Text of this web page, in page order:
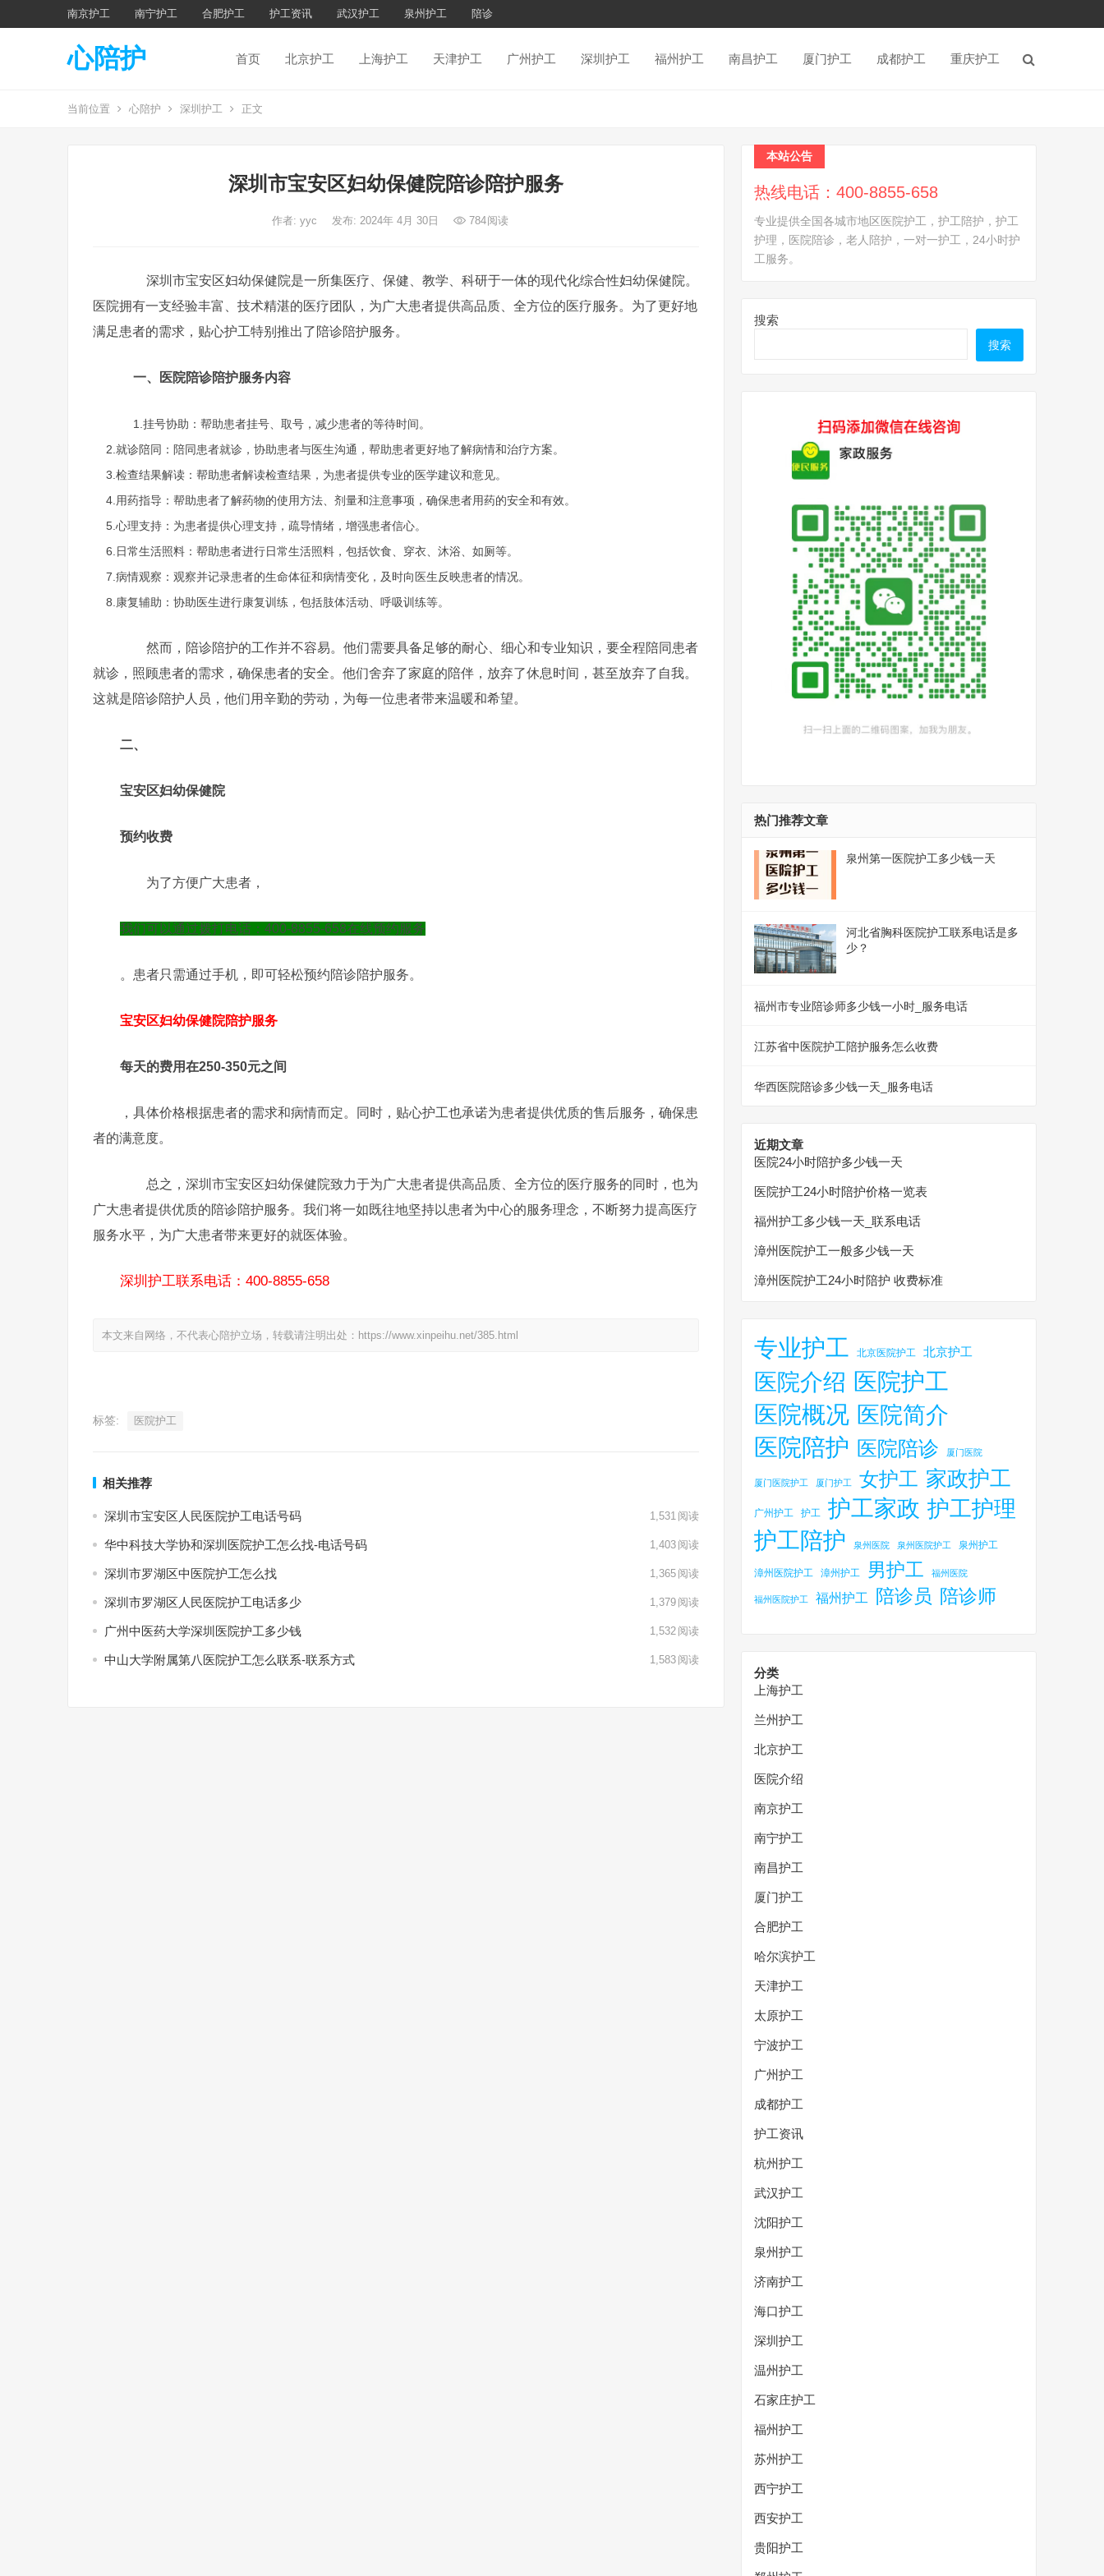
南京护工 南宁护工 合肥护工 护工资讯 武汉护工 泉州护工 陪诊
心陪护 首页 北京护工 上海护工 天津护工 广州护工 深圳护工 福州护工 南昌护工 厦门护工 成都护工 重庆护工
当前位置 心陪护 深圳护工 正文
深圳市宝安区妇幼保健院陪诊陪护服务
作者: yyc 发布: 2024年 4月 30日 784阅读
深圳市宝安区妇幼保健院是一所集医疗、保健、教学、科研于一体的现代化综合性妇幼保健院。
医院拥有一支经验丰富、技术精湛的医疗团队，为广大患者提供高品质、全方位的医疗服务。为了更好地
满足患者的需求，贴心护工特别推出了陪诊陪护服务。
一、医院陪诊陪护服务内容
1.挂号协助：帮助患者挂号、取号，减少患者的等待时间。
2.就诊陪同：陪同患者就诊，协助患者与医生沟通，帮助患者更好地了解病情和治疗方案。
3.检查结果解读：帮助患者解读检查结果，为患者提供专业的医学建议和意见。
4.用药指导：帮助患者了解药物的使用方法、剂量和注意事项，确保患者用药的安全和有效。
5.心理支持：为患者提供心理支持，疏导情绪，增强患者信心。
6.日常生活照料：帮助患者进行日常生活照料，包括饮食、穿衣、沐浴、如厕等。
7.病情观察：观察并记录患者的生命体征和病情变化，及时向医生反映患者的情况。
8.康复辅助：协助医生进行康复训练，包括肢体活动、呼吸训练等。
然而，陪诊陪护的工作并不容易。他们需要具备足够的耐心、细心和专业知识，要全程陪同患者
就诊，照顾患者的需求，确保患者的安全。他们舍弃了家庭的陪伴，放弃了休息时间，甚至放弃了自我。
这就是陪诊陪护人员，他们用辛勤的劳动，为每一位患者带来温暖和希望。
二、
宝安区妇幼保健院
预约收费
为了方便广大患者，
我们可以通过拨打电话：400-8855-658在线预约服务
。患者只需通过手机，即可轻松预约陪诊陪护服务。
宝安区妇幼保健院陪护服务
每天的费用在250-350元之间
，具体价格根据患者的需求和病情而定。同时，贴心护工也承诺为患者提供优质的售后服务，确保患
者的满意度。
总之，深圳市宝安区妇幼保健院致力于为广大患者提供高品质、全方位的医疗服务的同时，也为
广大患者提供优质的陪诊陪护服务。我们将一如既往地坚持以患者为中心的服务理念，不断努力提高医疗
服务水平，为广大患者带来更好的就医体验。
深圳护工联系电话：400-8855-658
本文来自网络，不代表心陪护立场，转载请注明出处：https://www.xinpeihu.net/385.html
标签: 医院护工
相关推荐
深圳市宝安区人民医院护工电话号码 1,531 阅读
华中科技大学协和深圳医院护工怎么找-电话号码 1,403 阅读
深圳市罗湖区中医院护工怎么找 1,365 阅读
深圳市罗湖区人民医院护工电话多少 1,379 阅读
广州中医药大学深圳医院护工多少钱 1,532 阅读
中山大学附属第八医院护工怎么联系-联系方式 1,583 阅读
本站公告
热线电话：400-8855-658
专业提供全国各城市地区医院护工，护工陪护，护工
护理，医院陪诊，老人陪护，一对一护工，24小时护
工服务。
搜索
搜索
热门推荐文章
泉州第一医院护工多少钱一天
河北省胸科医院护工联系电话是多
少？
福州市专业陪诊师多少钱一小时_服务电话
江苏省中医院护工陪护服务怎么收费
华西医院陪诊多少钱一天_服务电话
近期文章
医院24小时陪护多少钱一天
医院护工24小时陪护价格一览表
福州护工多少钱一天_联系电话
漳州医院护工一般多少钱一天
漳州医院护工24小时陪护 收费标准
专业护工 北京医院护工 北京护工
医院介绍 医院护工
医院概况 医院简介
医院陪护 医院陪诊 厦门医院
厦门医院护工 厦门护工 女护工 家政护工
广州护工 护工 护工家政 护工护理
护工陪护
泉州医院 泉州医院护工 泉州护工
漳州医院护工 漳州护工 男护工 福州医院
福州医院护工 福州护工 陪诊员 陪诊师
分类
上海护工
兰州护工
北京护工
医院介绍
南京护工
南宁护工
南昌护工
厦门护工
合肥护工
哈尔滨护工
天津护工
太原护工
宁波护工
广州护工
成都护工
护工资讯
杭州护工
武汉护工
沈阳护工
泉州护工
济南护工
海口护工
深圳护工
温州护工
石家庄护工
福州护工
苏州护工
西宁护工
西安护工
贵阳护工